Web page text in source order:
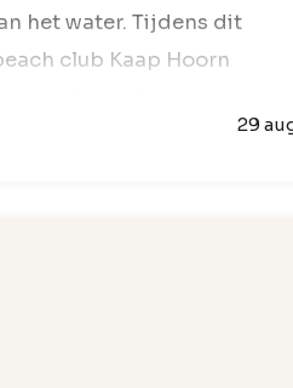
het water. Tijdens dit
club Kaap Hoorn
grooves en…
29